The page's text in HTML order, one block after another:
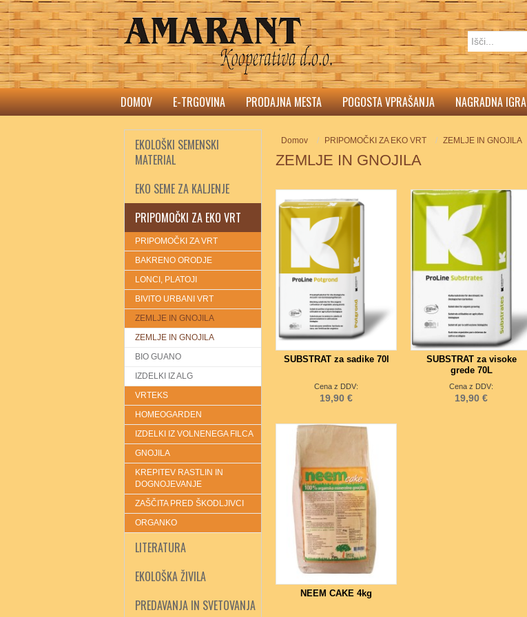
DOMOV E-TRGOVINA PRODAJNA MESTA POGOSTA VPRAŠANJA NAGRADNA IGRA
EKOLOŠKI SEMENSKI
MATERIAL
EKO SEME ZA KALJENJE
PRIPOMOČKI ZA EKO VRT
PRIPOMOČKI ZA VRT
BAKRENO ORODJE
LONCI, PLATOJI
BIVITO URBANI VRT
ZEMLJE IN GNOJILA
ZEMLJE IN GNOJILA
BIO GUANO
IZDELKI IZ ALG
VRTEKS
HOMEOGARDEN
IZDELKI IZ VOLNENEGA FILCA
GNOJILA
KREPITEV RASTLIN IN
DOGNOJEVANJE
ZAŠČITA PRED ŠKODLJIVCI
ORGANKO
LITERATURA
EKOLOŠKA ŽIVILA
PREDAVANJA IN SVETOVANJA
Domov PRIPOMOČKI ZA EKO VRT ZEMLJE IN GNOJILA
ZEMLJE IN GNOJILA
SUBSTRAT za sadike 70l
Cena z DDV:
19,90 €
SUBSTRAT za visoke
grede 70L
Cena z DDV:
19,90 €
NEEM CAKE 4kg